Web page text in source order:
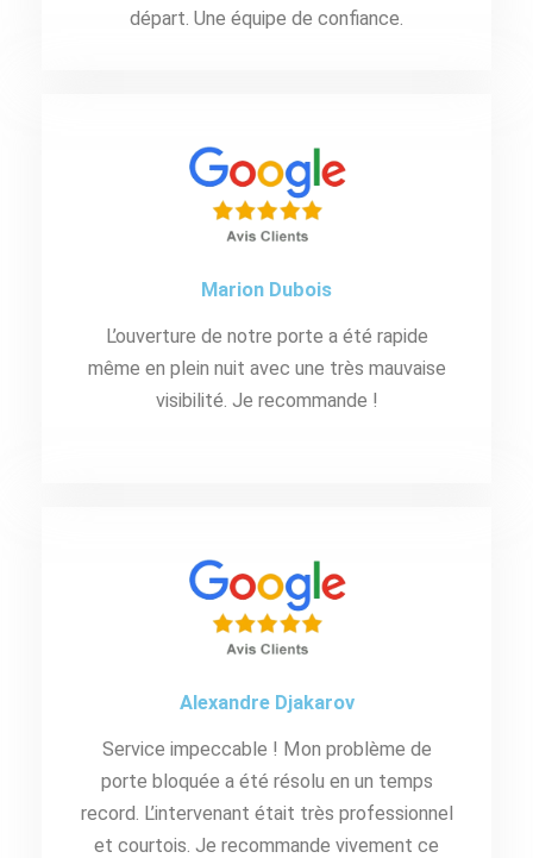
départ. Une équipe de confiance.
Marion Dubois
L’ouverture de notre porte a été rapide
même en plein nuit avec une très mauvaise
visibilité. Je recommande !
Alexandre Djakarov
Service impeccable ! Mon problème de
porte bloquée a été résolu en un temps
record. L’intervenant était très professionnel
et courtois. Je recommande vivement ce